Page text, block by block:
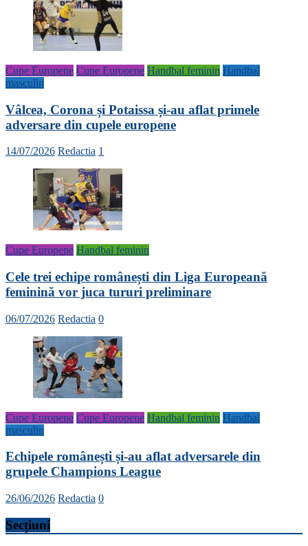
Cupe Europene Cupe Europene Handbal feminin Handbal
masculin
Vâlcea, Corona și Potaissa și-au aflat primele
adversare din cupele europene
14/07/2026 Redactia 1
Cupe Europene Handbal feminin
Cele trei echipe românești din Liga Europeană
feminină vor juca tururi preliminare
06/07/2026 Redactia 0
Cupe Europene Cupe Europene Handbal feminin Handbal
masculin
Echipele românești și-au aflat adversarele din
grupele Champions League
26/06/2026 Redactia 0
Secțiuni